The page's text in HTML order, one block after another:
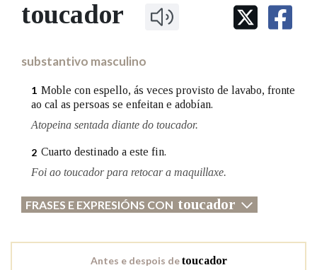
IDENTIDADE CORPORATIVA
MARCIAL DEL ADALID
FIGURAS HOMENAXEADAS
PRIMAVERA DAS LETRAS
PORTAL DAS PALABRAS
Facebook
TwitterYoutubeInstagram
Bluesky
BUSCAR NOS LEMAS
Remata por
Contén
Nas definicións
toucador
substantivo masculino
1 Moble con espello, ás veces provisto de lavabo, fronte
ao cal as persoas se enfeitan e adobían.
Atopeina sentada diante do toucador.
2 Cuarto destinado a este fin.
Foi ao toucador para retocar a maquillaxe.
FRASES E EXPRESIÓNS CON toucador
Antes e despois detoucador